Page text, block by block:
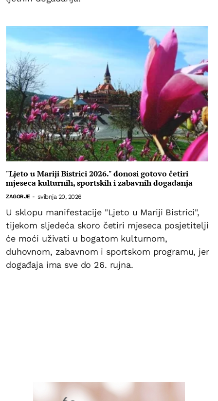
"Ljeto u Mariji Bistrici 2026." donosi gotovo četiri
mjeseca kulturnih, sportskih i zabavnih događanja
ZAGORJE - svibnja 20, 2026
U sklopu manifestacije "Ljeto u Mariji Bistrici",
tijekom sljedeća skoro četiri mjeseca posjetitelji
će moći uživati u bogatom kulturnom,
duhovnom, zabavnom i sportskom programu, jer
događaja ima sve do 26. rujna.